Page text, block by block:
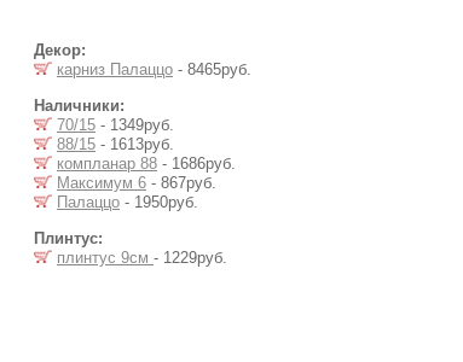
Декор:
карниз Палаццо - 8465руб.
Наличники:
70/15 - 1349руб.
88/15 - 1613руб.
компланар 88 - 1686руб.
Максимум 6 - 867руб.
Палаццо - 1950руб.
Плинтус:
плинтус 9см - 1229руб.